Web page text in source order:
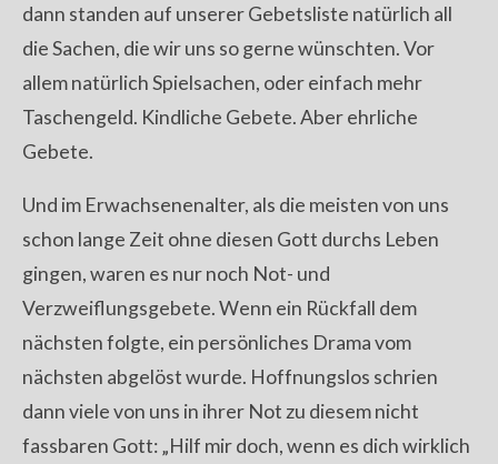
dann standen auf unserer Gebetsliste natürlich all
die Sachen, die wir uns so gerne wünschten. Vor
allem natürlich Spielsachen, oder einfach mehr
Taschengeld. Kindliche Gebete. Aber ehrliche
Gebete.
Und im Erwachsenenalter, als die meisten von uns
schon lange Zeit ohne diesen Gott durchs Leben
gingen, waren es nur noch Not- und
Verzweiflungsgebete. Wenn ein Rückfall dem
nächsten folgte, ein persönliches Drama vom
nächsten abgelöst wurde. Hoffnungslos schrien
dann viele von uns in ihrer Not zu diesem nicht
fassbaren Gott: „Hilf mir doch, wenn es dich wirklich